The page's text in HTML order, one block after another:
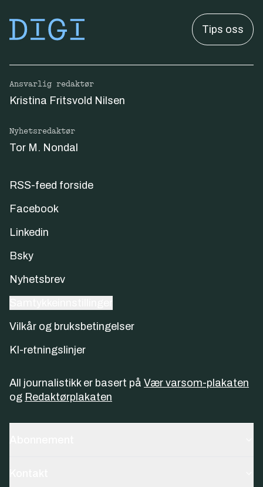
Tips oss
Ansvarlig redaktør
Kristina Fritsvold Nilsen
Nyhetsredaktør
Tor M. Nondal
RSS-feed forside
Facebook
Linkedin
Bsky
Nyhetsbrev
Vilkår og bruksbetingelser
KI-retningslinjer
All journalistikk er basert på Vær varsom-plakaten
og Redaktørplakaten